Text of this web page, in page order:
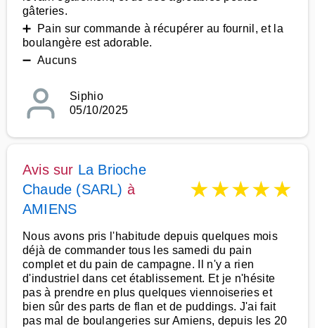
gâteries.
➕ Pain sur commande à récupérer au fournil, et la
boulangère est adorable.
➖ Aucuns
Siphio
05/10/2025
Avis sur La Brioche
Chaude (SARL) à
AMIENS
★★★★★
Nous avons pris l'habitude depuis quelques mois
déjà de commander tous les samedi du pain
complet et du pain de campagne. Il n'y a rien
d'industriel dans cet établissement. Et je n'hésite
pas à prendre en plus quelques viennoiseries et
bien sûr des parts de flan et de puddings. J'ai fait
pas mal de boulangeries sur Amiens, depuis les 20